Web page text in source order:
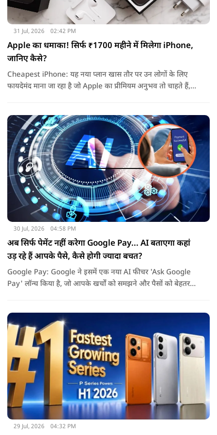
31 Jul, 2026 02:42 PM
Apple का धमाका! सिर्फ ₹1700 महीने में मिलेगा iPhone,
जानिए कैसे?
Cheapest iPhone: यह नया प्लान खास तौर पर उन लोगों के लिए
फायदेमंद माना जा रहा है जो Apple का प्रीमियम अनुभव तो चाहते हैं,
30 Jul, 2026 04:58 PM
अब सिर्फ पेमेंट नहीं करेगा Google Pay... AI बताएगा कहां
उड़ रहे हैं आपके पैसे, कैसे होगी ज्यादा बचत?
Google Pay: Google ने इसमें एक नया AI फीचर 'Ask Google
Pay' लॉन्च किया है, जो आपके खर्चों को समझने और पैसों को बेहतर
29 Jul, 2026 04:32 PM